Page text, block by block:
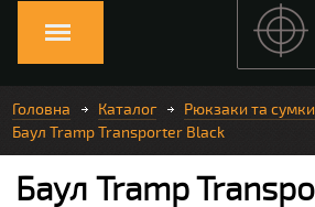
Головна Каталог Рюкзаки та сумки
Баул Tramp Transporter Black
Баул Tramp